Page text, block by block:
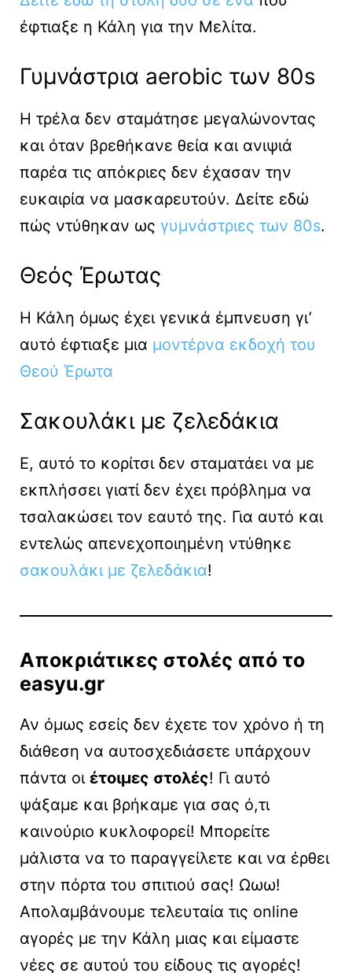
έφτιαξε η Κάλη για την Μελίτα.
Γυμνάστρια aerobic των 80s
Η τρέλα δεν σταμάτησε μεγαλώνοντας
και όταν βρεθήκανε θεία και ανιψιά
παρέα τις απόκριες δεν έχασαν την
ευκαιρία να μασκαρευτούν. Δείτε εδώ
πώς ντύθηκαν ως γυμνάστριες των 80s.
Θεός Έρωτας
Η Κάλη όμως έχει γενικά έμπνευση γι’
αυτό έφτιαξε μια μοντέρνα εκδοχή του
Θεού Έρωτα
Σακουλάκι με ζελεδάκια
Ε, αυτό το κορίτσι δεν σταματάει να με
εκπλήσσει γιατί δεν έχει πρόβλημα να
τσαλακώσει τον εαυτό της. Για αυτό και
εντελώς απενεχοποιημένη ντύθηκε
σακουλάκι με ζελεδάκια!
Αποκριάτικες στολές από το
easyu.gr
Αν όμως εσείς δεν έχετε τον χρόνο ή τη
διάθεση να αυτοσχεδιάσετε υπάρχουν
πάντα οι έτοιμες στολές! Γι αυτό
ψάξαμε και βρήκαμε για σας ό,τι
καινούριο κυκλοφορεί! Μπορείτε
μάλιστα να το παραγγείλετε και να έρθει
στην πόρτα του σπιτιού σας! Ωωω!
Απολαμβάνουμε τελευταία τις online
αγορές με την Κάλη μιας και είμαστε
νέες σε αυτού του είδους τις αγορές!